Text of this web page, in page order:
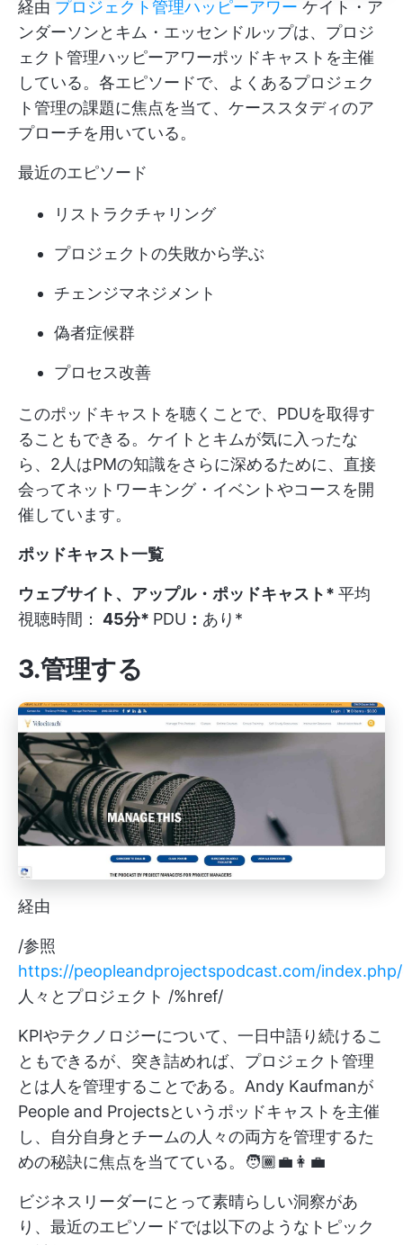
経由 プロジェクト管理ハッピーアワー ケイト・ア
ンダーソンとキム・エッセンドルップは、プロジ
ェクト管理ハッピーアワーポッドキャストを主催
している。各エピソードで、よくあるプロジェク
ト管理の課題に焦点を当て、ケーススタディのア
プローチを用いている。
最近のエピソード
リストラクチャリング
プロジェクトの失敗から学ぶ
チェンジマネジメント
偽者症候群
プロセス改善
このポッドキャストを聴くことで、PDUを取得す
ることもできる。ケイトとキムが気に入ったな
ら、2人はPMの知識をさらに深めるために、直接
会ってネットワーキング・イベントやコースを開
催しています。
ポッドキャスト一覧
ウェブサイト、アップル・ポッドキャスト* 平均
視聴時間： 45分* PDU ： あり*
3.管理する
経由
/参照
https://peopleandprojectspodcast.com/
人々とプロジェクト /%href/
KPIやテクノロジーについて、一日中語り続けるこ
ともできるが、突き詰めれば、プロジェクト管理
とは人を管理することである。Andy Kaufmanが
People and Projectsというポッドキャストを主催
し、自分自身とチームの人々の両方を管理するた
めの秘訣に焦点を当てている。🧑🏾‍💼👩‍💼
ビジネスリーダーにとって素晴らしい洞察があ
り、最近のエピソードでは以下のようなトピック